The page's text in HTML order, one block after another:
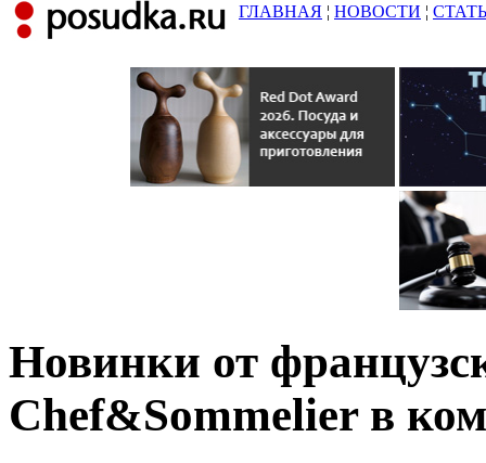
ГЛАВНАЯ ¦ НОВОСТИ ¦
Новинки от
Chef&Sommelier в